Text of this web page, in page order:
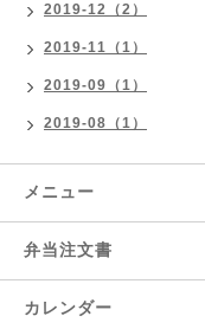
2019-12（2）
2019-11（1）
2019-09（1）
2019-08（1）
メニュー
弁当注文書
カレンダー